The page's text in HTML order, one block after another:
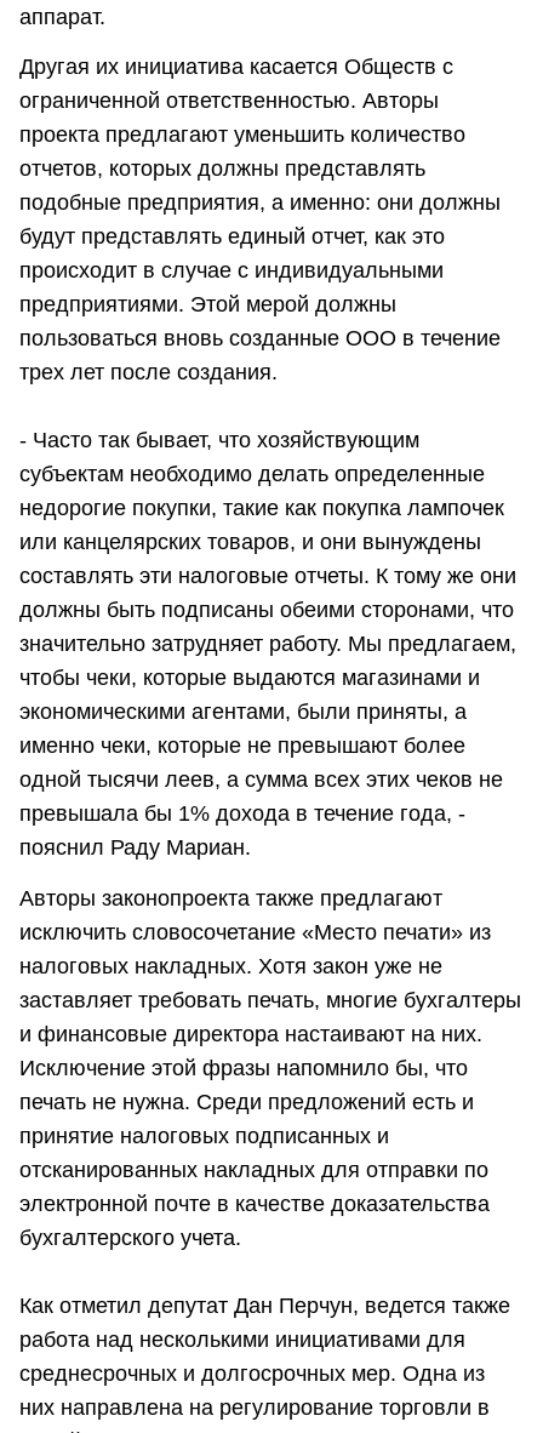
аппарат.
Другая их инициатива касается Обществ с
ограниченной ответственностью. Авторы
проекта предлагают уменьшить количество
отчетов, которых должны представлять
подобные предприятия, а именно: они должны
будут представлять единый отчет, как это
происходит в случае с индивидуальными
предприятиями. Этой мерой должны
пользоваться вновь созданные ООО в течение
трех лет после создания.
- Часто так бывает, что хозяйствующим
субъектам необходимо делать определенные
недорогие покупки, такие как покупка лампочек
или канцелярских товаров, и они вынуждены
составлять эти налоговые отчеты. К тому же они
должны быть подписаны обеими сторонами, что
значительно затрудняет работу. Мы предлагаем,
чтобы чеки, которые выдаются магазинами и
экономическими агентами, были приняты, а
именно чеки, которые не превышают более
одной тысячи леев, а сумма всех этих чеков не
превышала бы 1% дохода в течение года, -
пояснил Раду Мариан.
Авторы законопроекта также предлагают
исключить словосочетание «Место печати» из
налоговых накладных. Хотя закон уже не
заставляет требовать печать, многие бухгалтеры
и финансовые директора настаивают на них.
Исключение этой фразы напомнило бы, что
печать не нужна. Среди предложений есть и
принятие налоговых подписанных и
отсканированных накладных для отправки по
электронной почте в качестве доказательства
бухгалтерского учета.
Как отметил депутат Дан Перчун, ведется также
работа над несколькими инициативами для
среднесрочных и долгосрочных мер. Одна из
них направлена на регулирование торговли в